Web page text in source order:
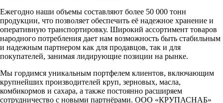
Ежегодно наши объемы составляют более 50 000 тонн
продукции, что позволяет обеспечить её надежное хранение и
оперативную транспортировку. Широкий ассортимент товаров
народного потребления дает нам возможность быть стабильным
и надежным партнером как для продавцов, так и для
покупателей, занимая лидирующие позиции на рынке.
Мы гордимся уникальным портфелем клиентов, включающим
крупнейших производителей круп, зерновых, масла,
комбикормов и сахара, а также постоянно расширяем
сотрудничество с новыми партнёрами. ООО «КРУПАСНАБ»